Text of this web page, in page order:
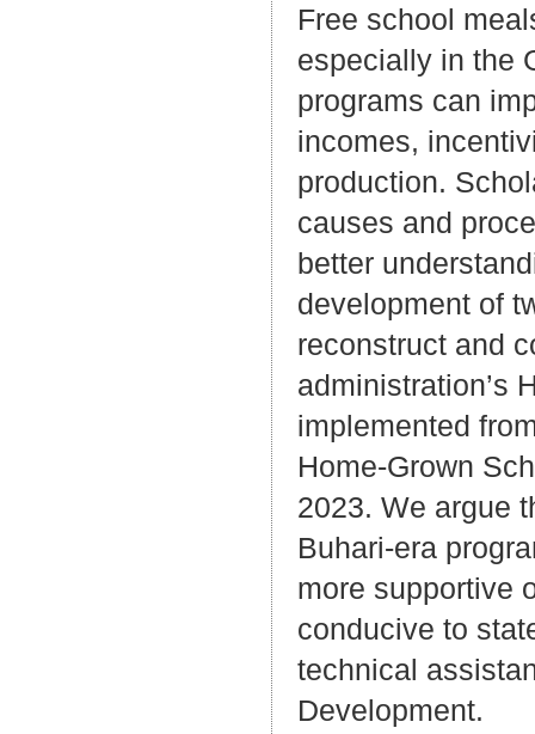
Free school
especially in the
programs can
incomes,
production.
causes and
better
development of
reconstruct and
administration’s
implemented
Home-Grown
2023. We argue
Buhari-era
more supportive
conducive to
technical
Development.